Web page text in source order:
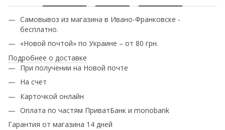
Самовывоз из магазина в Ивано-Франковске -
бесплатно.
«Новой почтой» по Украине – от 80 грн.
Подробнее о доставке
При получении на Новой почте
На счет
Карточкой онлайн
Оплата по частям ПриватБанк и monobank
Гарантия от магазина 14 дней